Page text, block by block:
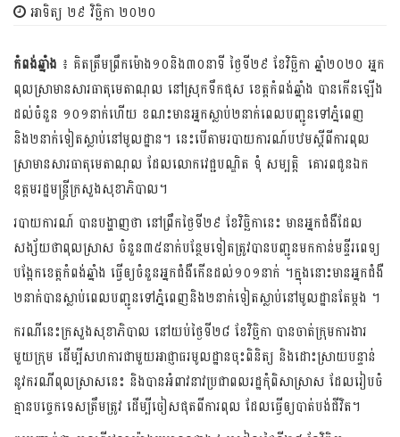
អាទិត្យ ២៩ វិច្ឆិកា ២០២០
កំពង់ឆ្នាំង ៖ គិត​ត្រឹមព្រឹក​ម៉ោង១០​និង៣​០នាទី ថ្ងៃទី​២៩ ខែ​វិច្ឆិកា ឆ្នាំ២០២០​ អ្នក​
ពុលស្រាមានសារធាតុមេតាណុល នៅ​ស្រុក​ទឹក​ផុស ខេត្ត​កំពង់​ឆ្នាំង បាន​កើនឡើង
ដល់​ចំនួន​ ១០១​នាក់​ហើយ ខណះ​មានអ្នក​ស្លាប់​២នាក់​ពេលបញ្ជូន​ទៅភ្នំពេញ
និង២នាក់​ទៀត​ស្លាប់​នៅមូលដ្ឋាន។ នេះបើ​តាម​របាយកា​រណ៍បឋមស្តីពីការពុល
ស្រាមានសារធាតុមេតាណុល​ ដែលលោកវេជ្ជបណ្ឌិត ទុំ សម្បត្តិ គោរព​ជូន​ឯក
ឧត្តម​រដ្ឋមន្ត្រី​ក្រសួងសុខាភិបាល។
​របាយកា​រណ៍ បានបង្ហាញថា នៅព្រឹកថ្ងៃទី២៩ ខែវិច្ឆិកានេះ មានអ្នកជំងឺដែល
សង្ស័យថាពុលស្រាស ចំនួន៣៥នាក់​បន្ថែមទៀត​ត្រូវ​បាន​​បញ្ជូនមកកាន់មន្ទីរពេទ្យ
បង្អែកខេត្តកំពង់ឆ្នាំង ធ្វើឲ្យចំនួនអ្នកជំងឺកើនដល់១០១នាក់ ។ក្នុងនោះ​មាន​អ្នកជំងឺ​
២នាក់​បាន​ស្លាប់​ពេល​​បញ្ជូនទៅភ្នំពេញ​និង២នាក់ទៀតស្លាប់​នៅមូលដ្ឋាន​តែម្តង ។
ករណីនេះក្រសួងសុខាភិបាល នៅយប់ថ្ងៃទី២៨ ខែវិច្ឆិកា បានចាត់ក្រុមការងារ
មួយក្រុម ដើម្បីសហការជាមួយអាជ្ញាធរមូលដ្ឋាន​ចុះពិនិត្យ និងដោះស្រាយបន្ទាន់
នូវករណីពុលស្រាសនេះ និងបានអំពាវនាវប្រជា​ពល​រដ្ឋកុំ​ពិសា​ស្រាស ដែលរៀបចំ​
គ្មាន​បច្ចេកទេសត្រឹមត្រូវ ដើម្បីចៀសផុតពីការពុល ដែលធ្វើឲ្យបាត់បង់​ជីវិត។